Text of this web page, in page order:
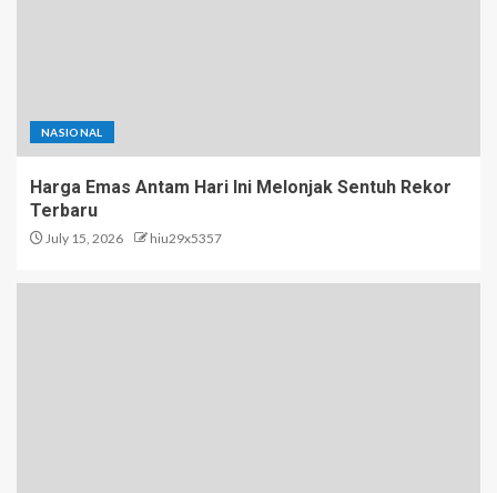
NASIONAL
Harga Emas Antam Hari Ini Melonjak Sentuh Rekor
Terbaru
July 15, 2026 hiu29x5357